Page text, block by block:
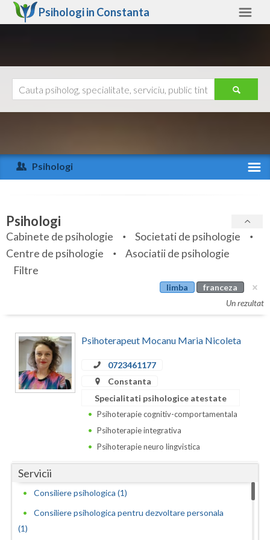
Psihologi in Constanta
Arad
Arges
Bihor
Bistrita-Nasaud
Botosani
Bucuresti
Buzau
Constanta
Covasna
Dambovita
Ajutor
Psihologi
Specialitati
Servicii
Articole
Cabinet
Membri
Psihologi
Cabinete de psihologie
Societati de psihologie
Centre de psihologie
Asociatii de psihologie
Filtre
limba
franceza
Un rezultat
Psihoterapeut Mocanu Maria Nicoleta
0723461177
Constanta
Specialitati psihologice atestate
Psihoterapie cognitiv-comportamentala
Psihoterapie integrativa
Psihoterapie neuro lingvistica
Servicii
Consiliere psihologica (1)
Consiliere psihologica pentru dezvoltare personala
(1)